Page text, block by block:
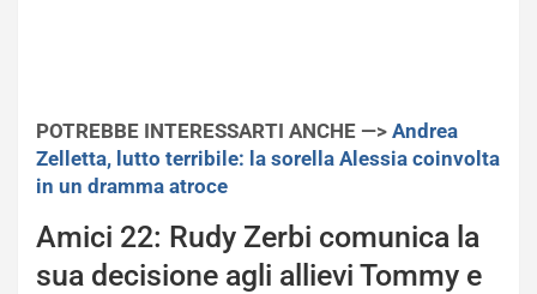
POTREBBE INTERESSARTI ANCHE —> Andrea
Zelletta, lutto terribile: la sorella Alessia coinvolta
in un dramma atroce
Amici 22: Rudy Zerbi comunica la
sua decisione agli allievi Tommy e